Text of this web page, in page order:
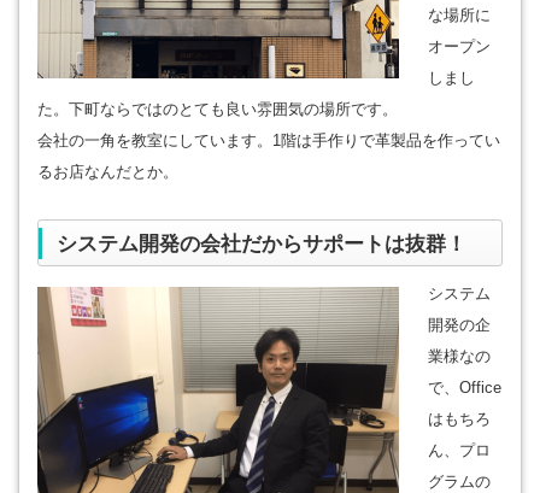
な場所に
オープン
しまし
た。下町ならではのとても良い雰囲気の場所です。
会社の一角を教室にしています。1階は手作りで革製品を作ってい
るお店なんだとか。
システム開発の会社だからサポートは抜群！
システム
開発の企
業様なの
で、Office
はもちろ
ん、プロ
グラムの